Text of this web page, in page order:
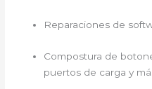
Reparaciones de
Compostura de
puertos de carga y